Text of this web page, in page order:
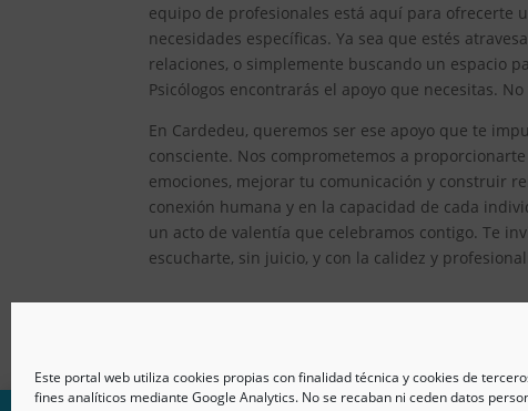
Este portal web utiliza cookies propias con finalidad técnica y cookies de
fines analíticos mediante Google Analytics. No se recaban ni ceden datos
equipo de profesionales está aquí para ofrecerte
necesidades específicas. Ya sea que estés
relaciones, o simplemente buscando un espacio
Psicólogos encontrarás el apoyo que necesitas.
En Cardedeu, queremos ser ese apoyo que te
consciente. Nos comprometemos a
emociones, mejorar tu comunicación y construir
conexión humana y en la capacidad de cada
un acto de valentía que celebramos contigo. Te
escucharte, sin juicio, y con la calidez y